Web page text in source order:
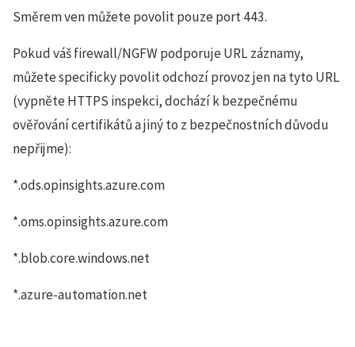
Směrem ven můžete povolit pouze port 443.
Pokud váš firewall/NGFW podporuje URL záznamy,
můžete specificky povolit odchozí provoz jen na tyto URL
(vypněte HTTPS inspekci, dochází k bezpečnému
ověřování certifikátů a jiný to z bezpečnostních důvodu
nepřijme):
*.ods.opinsights.azure.com
*.oms.opinsights.azure.com
*.blob.core.windows.net
*.azure-automation.net